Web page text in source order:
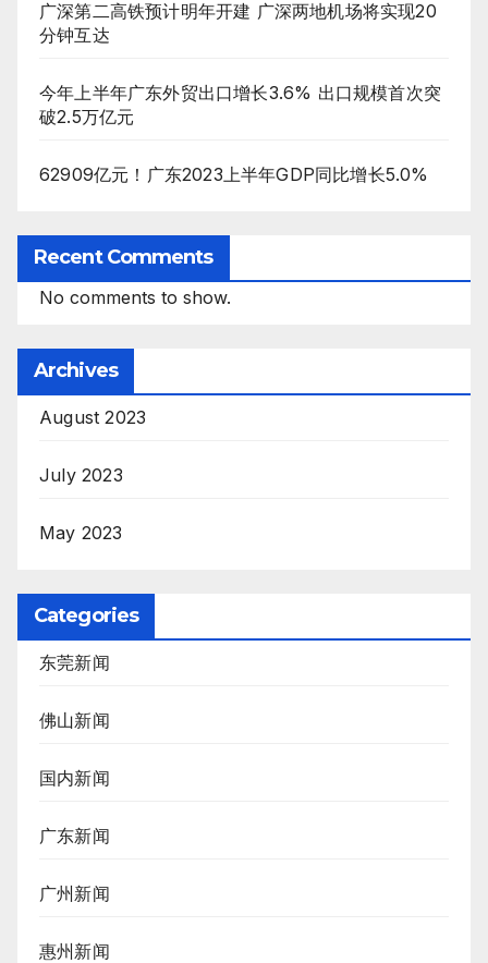
广深第二高铁预计明年开建 广深两地机场将实现20
分钟互达
今年上半年广东外贸出口增长3.6% 出口规模首次突
破2.5万亿元
62909亿元！广东2023上半年GDP同比增长5.0%
Recent Comments
No comments to show.
Archives
August 2023
July 2023
May 2023
Categories
东莞新闻
佛山新闻
国内新闻
广东新闻
广州新闻
惠州新闻